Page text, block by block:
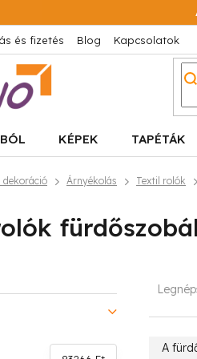
és fizetés Blog Kapcsolatok
KÉPEK TAPÉTÁK
dekoráció Árnyékolás Textil rolók
A